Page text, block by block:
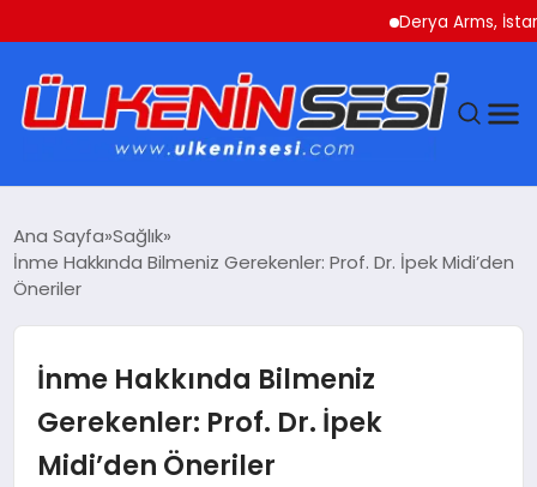
Derya Arms, İstanbul
EKONOMI
SAĞLIK
Ana Sayfa Sağlık
İnme Hakkında Bilmeniz Gerekenler: Prof. Dr. İpek Midi’den
Öneriler
İnme Hakkında Bilmeniz
Gerekenler: Prof. Dr. İpek
Midi’den Öneriler